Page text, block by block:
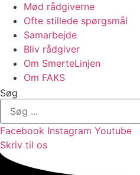
Mød rådgiverne
Ofte stillede spørgsmål
Samarbejde
Bliv rådgiver
Om SmerteLinjen
Om FAKS
Søg
Facebook Instagram Youtube
Skriv til os